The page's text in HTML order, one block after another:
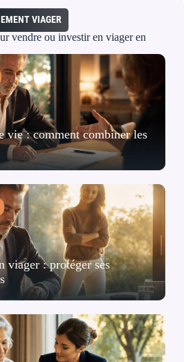
VIAGER
vendre ou investiren viager en
vie : comment combiner les
viager : protéger ses